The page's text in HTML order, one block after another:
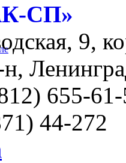
СП»
9,
655-
44-272